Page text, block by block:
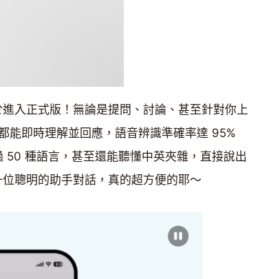
入正式版！無論是提問、討論、甚至針對你上
能即時理解並回應，語音辨識準確率達 95%
50 種語言，甚至還能聽懂中英夾雜，直接說出
聰明的助手對話，真的超方便的耶～